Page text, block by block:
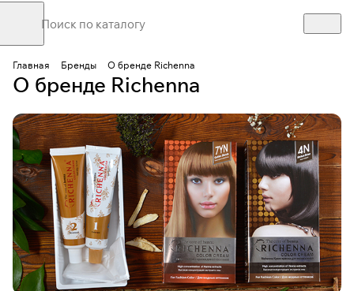
Главная Бренды О бренде Richenna
О бренде Richenna